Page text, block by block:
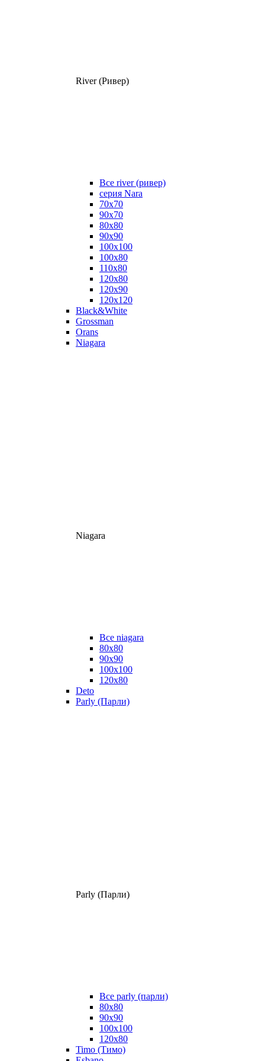
River (Ривер)
Все river (ривер)
серия Nara
70х70
90х70
80x80
90x90
100x100
100х80
110х80
120x80
120х90
120х120
Black&White
Grossman
Orans
Niagara
Niagara
Все niagara
80x80
90x90
100x100
120x80
Deto
Parly (Парли)
Parly (Парли)
Все parly (парли)
80x80
90x90
100x100
120x80
Timo (Тимо)